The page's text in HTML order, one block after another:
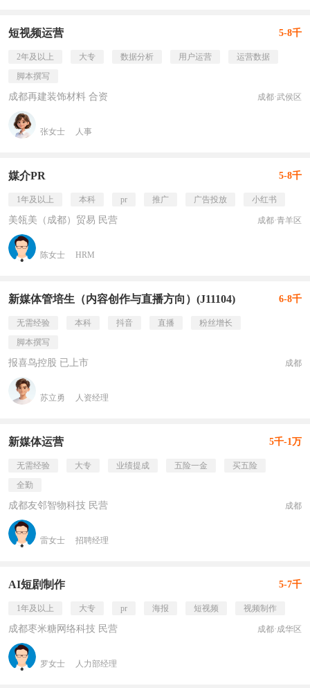
短视频运营 5-8千
2年及以上 大专 数据分析 用户运营
运营数据
脚本撰写
成都再建装饰材料 合资 成都·武侯区
张女士 人事
媒介PR 5-8千
1年及以上 本科 pr 推广 广告投放 小红书
美瓴美（成都）贸易 民营 成都·青羊区
陈女士 HRM
新媒体管培生（内容创作与直播方向）(J11104) 6-8千
无需经验 本科 抖音 直播
粉丝增长
脚本撰写
报喜鸟控股 已上市 成都
苏立勇 人资经理
新媒体运营 5千-1万
无需经验 大专 业绩提成 五险一金
买五险
全勤
成都友邻智物科技 民营 成都
雷女士 招聘经理
AI短剧制作 5-7千
1年及以上 大专 pr 海报 短视频 视频制作
成都枣米糖网络科技 民营 成都·成华区
罗女士 人力部经理